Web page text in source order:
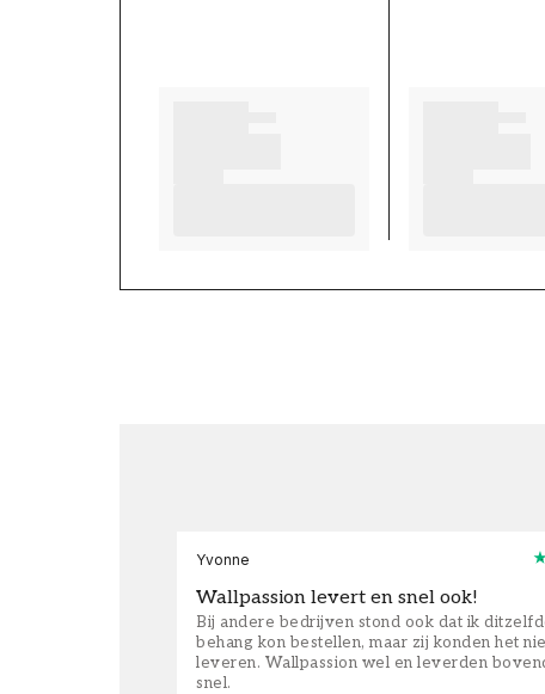
Yvonne
Wallpassion levert en snel ook!
Bij andere bedrijven stond ook dat ik
behang kon bestellen, maar zij konden het
leveren. Wallpassion wel en leverden
snel.